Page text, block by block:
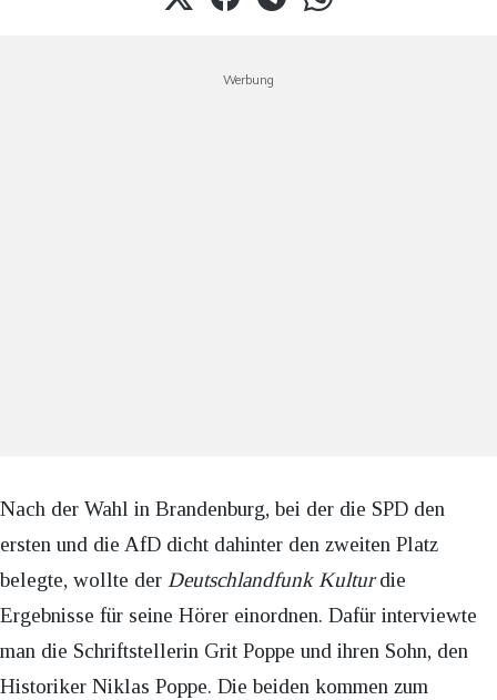
Werbung
Nach der Wahl in Brandenburg, bei der die SPD den
ersten und die AfD dicht dahinter den zweiten Platz
belegte, wollte der Deutschlandfunk Kulturdie
Ergebnisse für seine Hörer einordnen. Dafür interviewte
man die Schriftstellerin Grit Poppe und ihren Sohn, den
Historiker Niklas Poppe. Die beiden kommen zum